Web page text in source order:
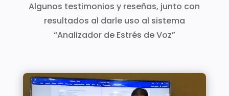
Algunos testimonios y reseñas, junto con
resultados al darle uso al sistema
“Analizador de Estrés de Voz”